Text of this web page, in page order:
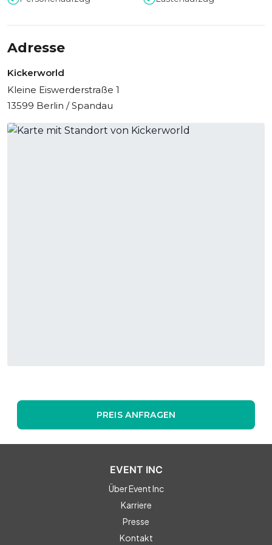
Kulinarische Begleitung für Ihr Event
Durch das hauseigene Catering der Kickerworld und der
Sportsbar Kick-in werden Ihre Events auch kulinarisch zum
vollen Erfolg und Ihren Gästen noch lange in Erinnerung
Sportlicher Rahmen für private &
Adresse
Kickerworld
Kleine Eiswerderstraße 1
13599 Berlin / Spandau
PREIS ANFRAGEN
EVENT INC
Über Event Inc
Karriere
Presse
Kontakt